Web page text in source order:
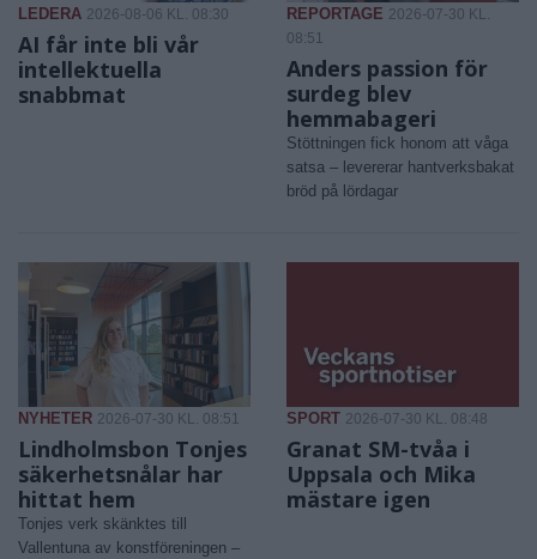
LEDERA 2026-08-06 KL. 08:30
AI får inte bli vår
intellektuella
snabbmat
REPORTAGE 2026-07-30 KL.
08:51
Anders passion för
surdeg blev
hemmabageri
Stöttningen fick honom att våga
satsa – levererar hantverksbakat
bröd på lördagar
NYHETER 2026-07-30 KL. 08:51
Lindholmsbon Tonjes
säkerhetsnålar har
hittat hem
Tonjes verk skänktes till
Vallentuna av konstföreningen –
SPORT 2026-07-30 KL. 08:48
Granat SM-tvåa i
Uppsala och Mika
mästare igen